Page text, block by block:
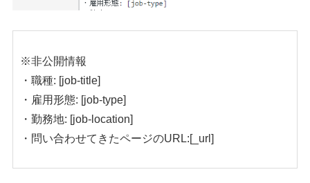
※非公開情報
・職種: [job-title]
・雇用形態: [job-type]
・勤務地: [job-location]
・問い合わせてきたページのURL:[_url]